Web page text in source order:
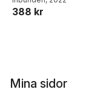
388 kr
Mina sidor